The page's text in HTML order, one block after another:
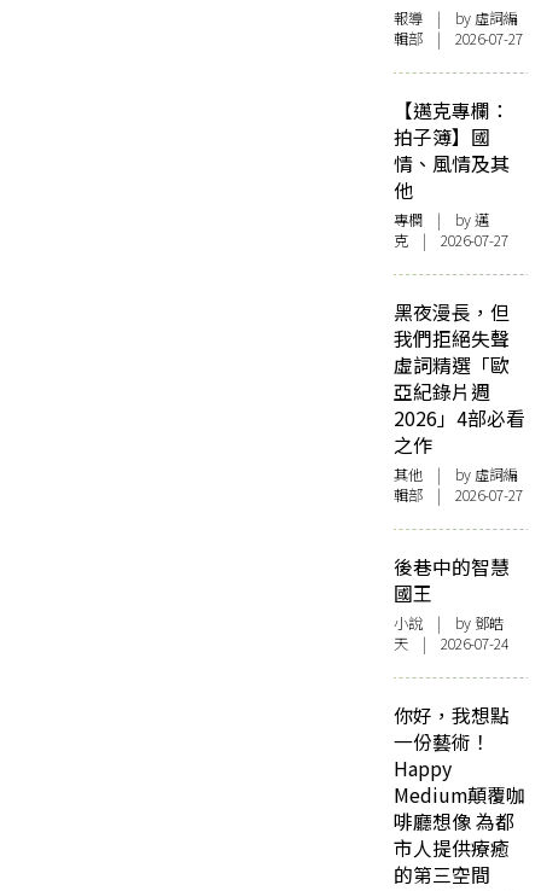
報導 | by 虛詞編
輯部 | 2026-07-27
【邁克專欄：
拍子簿】國
情、風情及其
他
專欄 | by邁
克 | 2026-07-27
黑夜漫長，但
我們拒絕失聲
虛詞精選「歐
亞紀錄片週
2026」4部必看
之作
其他 | by 虛詞編
輯部 | 2026-07-27
後巷中的智慧
國王
小說 | by 鄧皓
天 | 2026-07-24
你好，我想點
一份藝術！
Happy
Medium顛覆咖
啡廳想像 為都
市人提供療癒
的第三空間